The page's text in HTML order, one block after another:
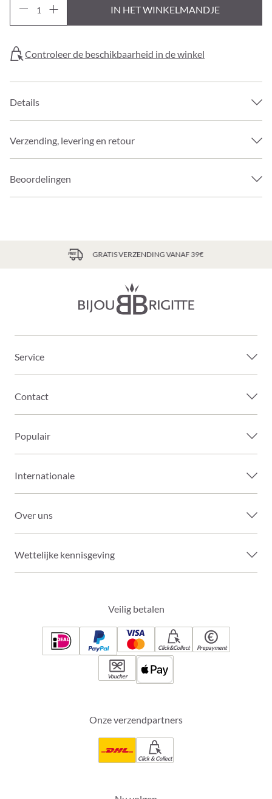
IN HET WINKELMANDJE
Controleer de beschikbaarheid in de winkel
Details
Verzending, levering en retour
Beoordelingen
GRATIS VERZENDING VANAF 39€
Service
Contact
Populair
Internationale
Over uns
Wettelijke kennisgeving
Veilig betalen
Click&Collect Prepayment
Voucher
Onze verzendpartners
Click & Collect